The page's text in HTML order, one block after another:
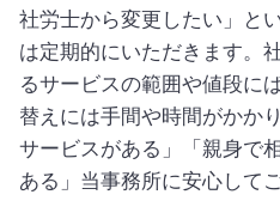
社労士から変更したい」と
は定期的にいただきます。
るサービスの範囲や値段に
替えには手間や時間がかか
サービスがある」「親身で
ある」当事務所に安心して